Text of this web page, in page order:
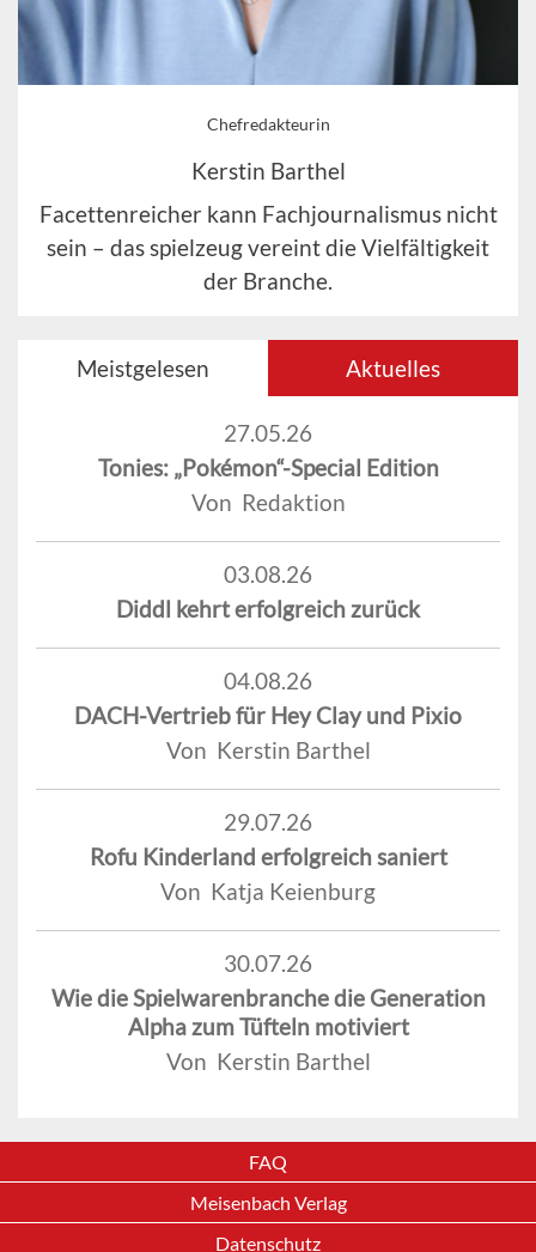
Chefredakteurin
Kerstin Barthel
Facettenreicher kann Fachjournalismus nicht
sein – das spielzeug vereint die Vielfältigkeit
der Branche.
Meistgelesen Aktuelles
27.05.26
Tonies: „Pokémon“-Special Edition
Von Redaktion
03.08.26
Diddl kehrt erfolgreich zurück
04.08.26
DACH-Vertrieb für Hey Clay und Pixio
Von Kerstin Barthel
29.07.26
Rofu Kinderland erfolgreich saniert
Von Katja Keienburg
30.07.26
Wie die Spielwarenbranche die Generation
Alpha zum Tüfteln motiviert
Von Kerstin Barthel
FAQ
Meisenbach Verlag
Datenschutz